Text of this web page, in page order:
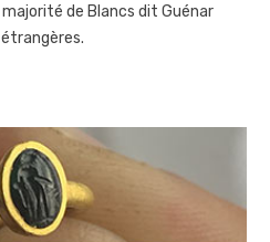
majorité de Blancs dit Guénar